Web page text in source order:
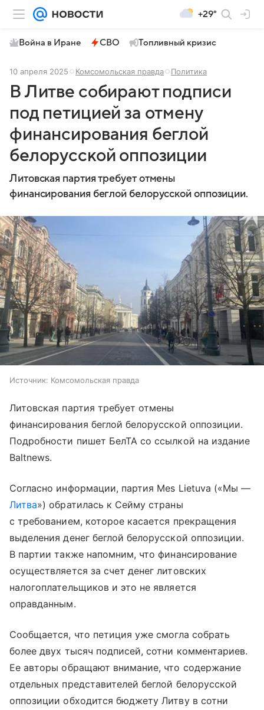
+29°
Война в Иране СВО Топливный кризис
10 апреля 2025 Комсомольская правда Политика
В Литве собирают подписи
под петицией за отмену
финансирования беглой
белорусской оппозиции
Литовская партия требует отмены
финансирования беглой белорусской оппозиции.
Источник: Комсомольская правда
Литовская партия требует отмены
финансирования беглой белорусской оппозиции.
Подробности пишет БелТА со ссылкой на издание
Baltnews.
Согласно информации, партия Mes Lietuva («Мы —
Литва») обратилась к Сейму страны
с требованием, которое касается прекращения
выделения денег беглой белорусской оппозиции.
В партии также напомним, что финансирование
осуществляется за счет денег литовских
налогоплательщиков и это не является
оправданным.
Сообщается, что петиция уже смогла собрать
более двух тысяч подписей, сотни комментариев.
Ее авторы обращают внимание, что содержание
отдельных представителей беглой белорусской
оппозиции обходится бюджету Литву в сотни